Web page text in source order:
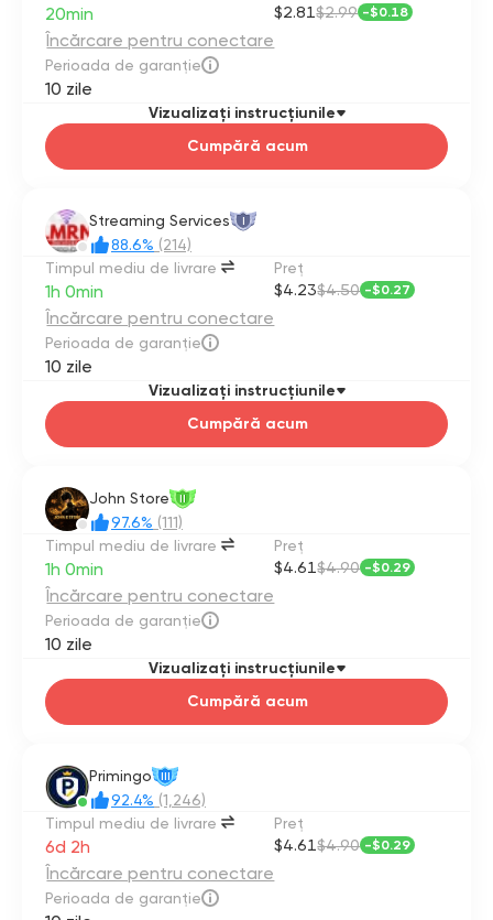
20min
Încărcare pentru conectare
Perioada de garanție
10 zile
$2.81$2.99 -$0.18
Cumpără acum
Vizualizați instrucțiunile
Streaming Services I
88.6% (214)
Timpul mediu de livrare
1h 0min
Încărcare pentru conectare
Perioada de garanție
10 zile
Preţ
$4.23$4.50 -$0.27
Cumpără acum
Vizualizați instrucțiunile
John Store II
97.6% (111)
Timpul mediu de livrare
1h 0min
Încărcare pentru conectare
Perioada de garanție
10 zile
Preţ
$4.61$4.90 -$0.29
Cumpără acum
Vizualizați instrucțiunile
Primingo III
92.4% (1,246)
Timpul mediu de livrare
6d 2h
Încărcare pentru conectare
Perioada de garanție
Preţ
$4.61$4.90 -$0.29